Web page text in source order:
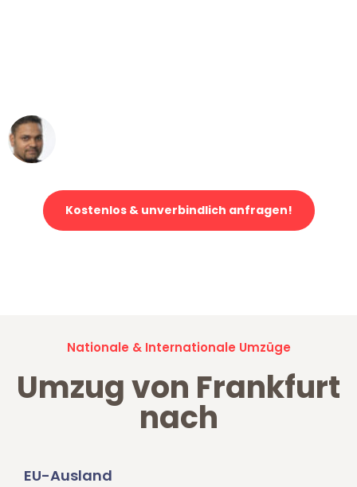
Kostenlos & unverbindlich anfragen!
Nationale & Internationale Umzüge
Umzug von Frankfurt
nach
EU-Ausland